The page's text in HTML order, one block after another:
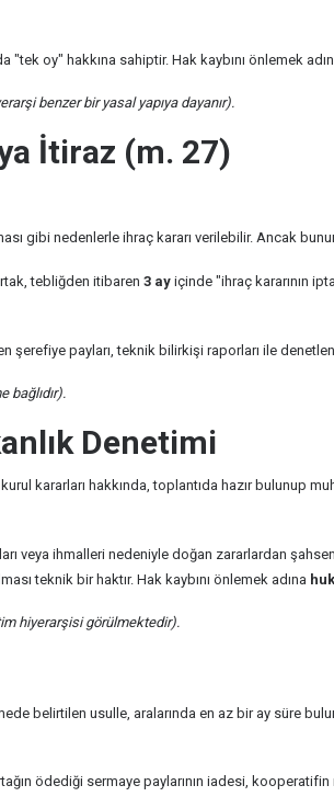
"tek oy" hakkına sahiptir. Hak kaybını önlemek
benzer bir yasal yapıya dayanır).
İtiraz (m. 27)
gibi nedenlerle ihraç kararı verilebilir. Ancak
tebliğden itibaren 3 ay içinde "ihraç kararının
şerefiye payları, teknik bilirkişi raporları ile
bağlıdır).
Denetimi
kararları hakkında, toplantıda hazır bulunup
veya ihmalleri nedeniyle doğan zararlardan
teknik bir haktır. Hak kaybını önlemek adına
hiyerarşisi görülmektedir).
belirtilen usulle, aralarında en az bir ay süre
ödediği sermaye paylarının iadesi,